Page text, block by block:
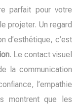
parfait pour votre
projeter. Un regard
d’esthétique, c’est
. Le contact visuel
la communication
l’empathie
montrent que les